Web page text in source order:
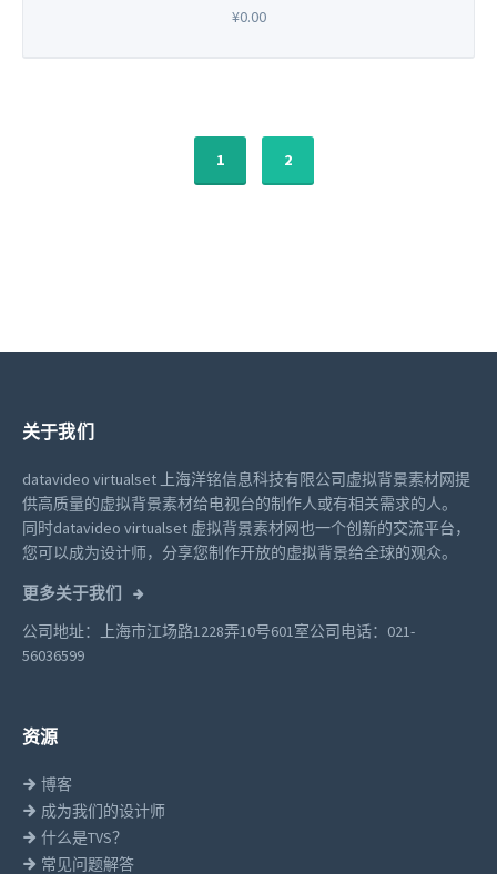
¥0.00
1 2
关于我们
datavideo virtualset 上海洋铭信息科技有限公司虚拟背景素材网提
供高质量的虚拟背景素材给电视台的制作人或有相关需求的人。
同时datavideo virtualset 虚拟背景素材网也一个创新的交流平台，
您可以成为设计师，分享您制作开放的虚拟背景给全球的观众。
更多关于我们
公司地址：上海市江场路1228弄10号601室公司电话：021-
56036599
资源
博客
成为我们的设计师
什么是TVS？
常见问题解答